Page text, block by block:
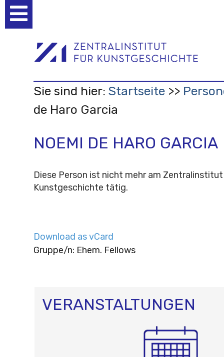
Werkzeuge
Sie sind hier: Startseite
de Haro Garcia
NOEMI DE HARO GARCIA
Diese Person ist nicht mehr am
Kunstgeschichte tätig.
Download as vCard
Gruppe/n: Ehem. Fellows
VERANSTALTUNGEN